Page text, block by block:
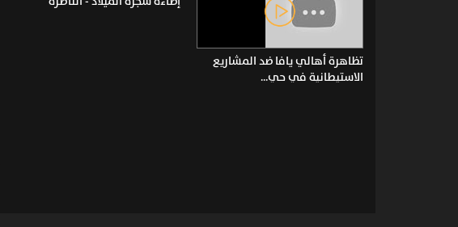
تظاهرة أهالي يافا ضد المشاريع
الاستيطانية في حي...